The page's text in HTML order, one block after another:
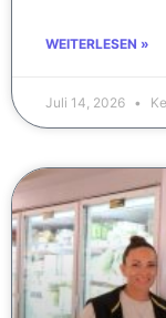
WEITERLESEN »
Juli 14, 2026